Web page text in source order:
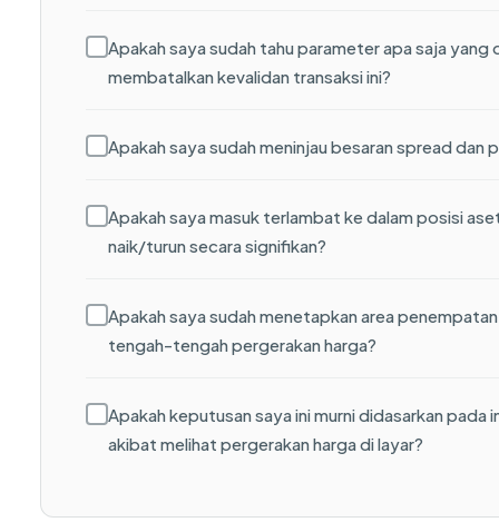
Apakah saya sudah tahu parameter apa saja
membatalkan kevalidan transaksi ini?
Apakah saya sudah meninjau besaran spread dan
Apakah saya masuk terlambat ke dalam posisi
naik/turun secara signifikan?
Apakah saya sudah menetapkan area
tengah-tengah pergerakan harga?
Apakah keputusan saya ini murni didasarkan
akibat melihat pergerakan harga di layar?